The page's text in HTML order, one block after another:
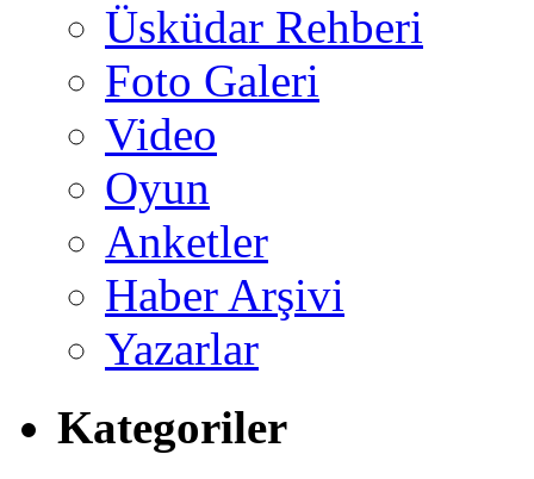
Üsküdar Rehberi
Foto Galeri
Video
Oyun
Anketler
Haber Arşivi
Yazarlar
Kategoriler